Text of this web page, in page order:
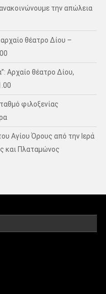
την απώλεια
θέατρο Δίου –
Αρχαίο θέατρο Δίου,
φιλοξενίας
Αγίου Όρους από την Ιερά
και Πλαταμώνος